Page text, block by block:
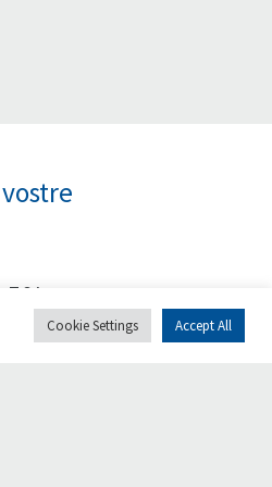
al
Cookie Settings Accept All